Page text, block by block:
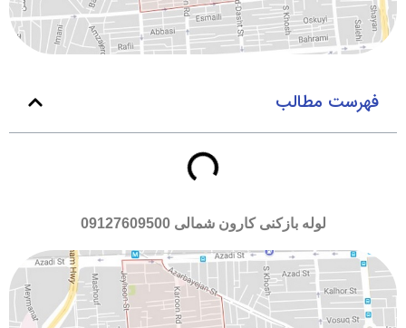
فهرست مطالب
لوله بازکنی کارون شمالی 09127609500